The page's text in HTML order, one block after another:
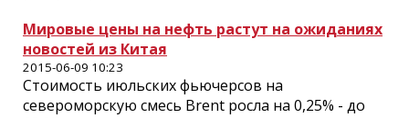
Мировые цены на нефть растут на ожиданиях
новостей из Китая
2015-06-09 10:23
Стоимость июльских фьючерсов на
североморскую смесь Brent росла на 0,25% - до